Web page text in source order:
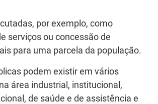
por exemplo, como
serviços ou concessão de
para uma parcela da população.
podem existir em vários
área industrial, institucional,
de saúde e de assistência e